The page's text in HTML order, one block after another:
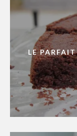
LE